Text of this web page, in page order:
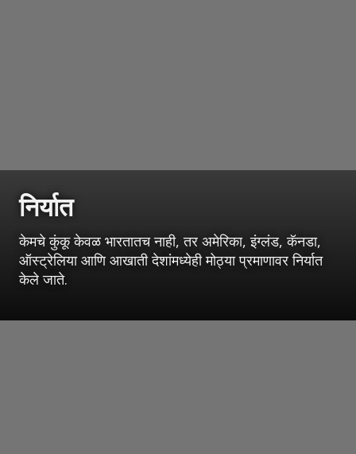
निर्यात
केमचे कुंकू केवळ भारतातच नाही, तर अमेरिका, इंग्लंड, कॅनडा,
ऑस्ट्रेलिया आणि आखाती देशांमध्येही मोठ्या प्रमाणावर निर्यात
केले जाते.